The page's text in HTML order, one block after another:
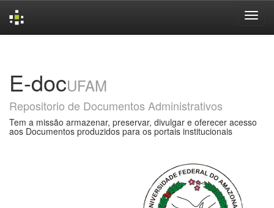
E-docUFAM
Repositorio de Documentos Administrativos
Tem a missão armazenar, preservar, divulgar e oferecer acesso
aos Documentos produzidos para os portais institucionais